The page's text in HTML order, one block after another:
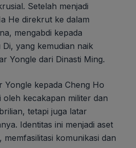
Setelah menjadi
He direkrut ke dalam
mengabdi kepada
yang kemudian naik
Yongle dari Dinasti Ming.
Yongle kepada Cheng Ho
oleh kecakapan militer dan
tetapi juga latar
Identitas ini menjadi aset
memfasilitasi komunikasi dan